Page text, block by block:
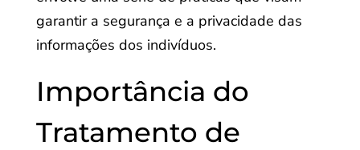
garantir a segurança e a privacidade das
informações dos indivíduos.
Importância do
Tratamento de